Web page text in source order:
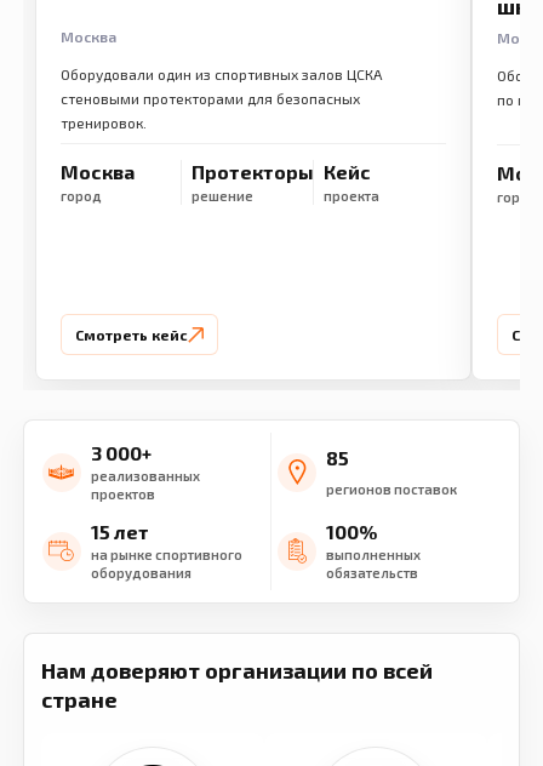
Москва
Оборудовали один из спортивных залов ЦСКА
стеновыми протекторами для безопасных
тренировок.
Москва
город
Протекторы
решение
Кейс
проекта
Смотреть кейс
по
город
3 000+
реализованных
проектов
85
регионов поставок
15 лет
на рынке спортивного
оборудования
100%
выполненных
обязательств
Нам доверяют организации по всей
стране